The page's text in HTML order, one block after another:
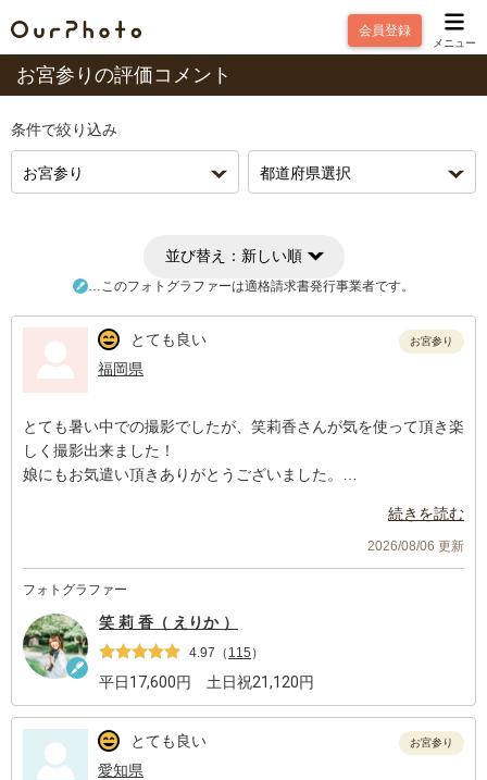
会員登録
メニュー
お宮参りの評価コメント
条件で絞り込み
…このフォトグラファーは適格請求書発行事業者です。
並び替え： 新しい順
とても良い
福岡県
お宮参り
とても暑い中での撮影でしたが、笑莉香さんが気を使って頂き楽
しく撮影出来ました！
娘にもお気遣い頂きありがとうございました。
続きを読む
2026/08/06 更新
フォトグラファー
笑 莉 香（ えりか ）
4.97 （ 115 ）
平日17,600円 土日祝21,120円
とても良い
愛知県
お宮参り